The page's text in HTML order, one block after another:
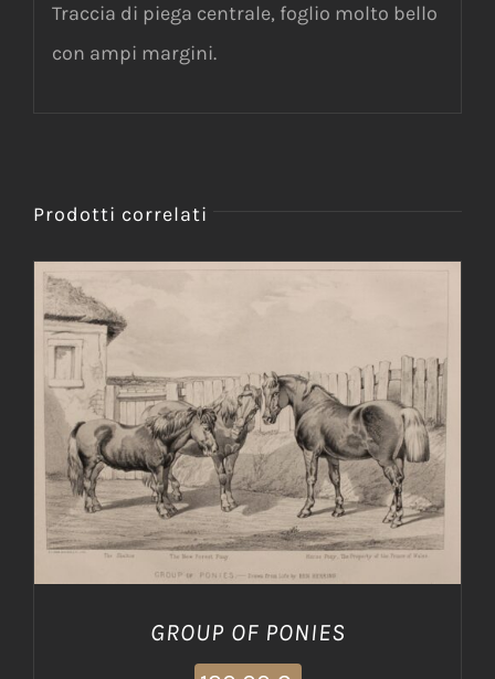
Traccia di piega centrale, foglio molto bello
con ampi margini.
Prodotti correlati
AGGIUNGI AL CARRELLO / DETTAGLI
GROUP OF PONIES